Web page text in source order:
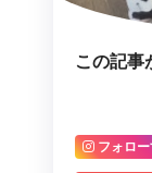
この記事
フォロ